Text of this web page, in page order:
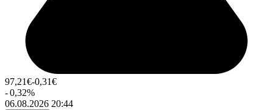
97,21€-0,31€
-0,32%
06.08.2026 20:44